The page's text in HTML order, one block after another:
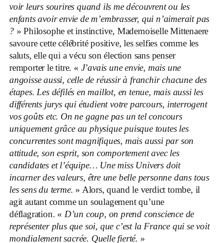
voir leurs sourires quand ils me découvrent ou les
enfants avoir envie de m’embrasser, qui n’aimerait pas
?» Philosophe et instinctive, Mademoiselle Mittenaere
savoure cette célébrité positive, les selfies comme les
saluts, elle qui a vécu son élection sans penser
remporter le titre. « J’avais une envie, mais une
angoisse aussi, celle de réussir à franchir chacune des
étapes. Les défilés en maillot, en tenue, mais aussi les
différents jurys qui étudient votre parcours, interrogent
vos goûts etc. On ne gagne pas un tel concours
uniquement grâce au physique puisque toutes les
concurrentes sont magnifiques, mais aussi par son
attitude, son esprit, son comportement avec les
candidates et l’équipe… Une miss Univers doit
incarner des valeurs, être une belle personne dans tous
les sens du terme. » Alors, quand le verdict tombe, il
agit autant comme un soulagement qu’une
déflagration. « D’un coup, on prend conscience de
représenter plus que soi, que c’est la France qui se voit
mondialement sacrée. Quelle fierté. »